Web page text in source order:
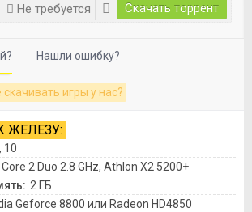
Не требуется Скачать торрент
Нашли ошибку?
игры у нас?
ЖЕЛЕЗУ:
10
Core 2 Duo 2.8 GHz, Athlon X2 5200+
2 ГБ
Geforce 8800 или Radeon HD4850